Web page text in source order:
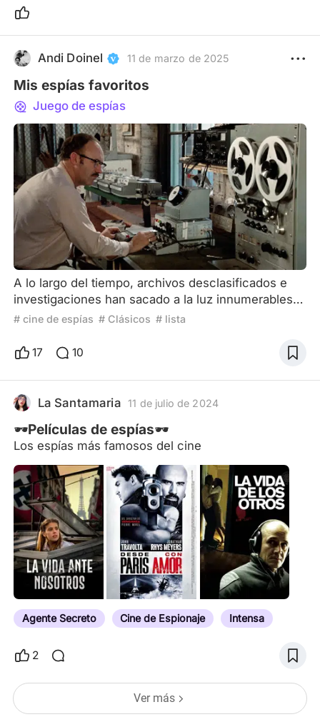
mecanismos espías pasan a un segundo plano en
comparación con las relaciones de los
personajes.
Andi Doinel 11 de marzo de 2025
Mis espías favoritos
Juego de espías
A lo largo del tiempo, archivos desclasificados e
investigaciones han sacado a la luz innumerables
casos de espionaje y conspiraciones en las
internacionales y operaciones encubiertas que,
ciudadanos —e incluso los propios gobiernos—
tengan la menor idea de lo que ocurre tras
bambalinas. Y, seguramente, hay m
# cine de espías # Clásicos # lista
17 10
La Santamaria 11 de julio de 2024
🕶Películas de espías🕶
Los espías más famosos del cine
Agente Secreto Cine de Espionaje Intensa
2
Ver más